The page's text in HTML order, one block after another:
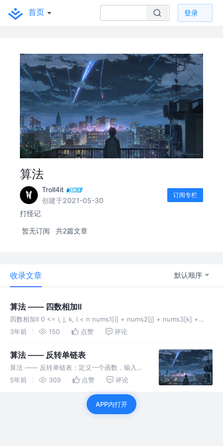
首页 登录
算法
Troll4it
创建于2021-05-30
订阅专栏
打怪记
暂无订阅 共2篇文章
收录文章 默认顺序
算法 —— 四数相加II
四数相加II 0 <= i, j, k, l < n nums1[i] + nums2[j] + nums3[k] +
nums4[l] == 0 解题思路：
3年前 150 点赞 评论
算法 —— 反转单链表
算法 —— 反转单链表：定义一个函数，输入一
个链表的头节点，反转该链表并输出反转后链表
5年前 309 点赞 评论
APP内打开